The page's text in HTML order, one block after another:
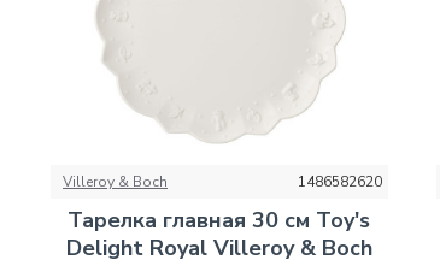
Villeroy & Boch 1486582620
Тарелка главная 30 см Toy's
Delight Royal Villeroy & Boch